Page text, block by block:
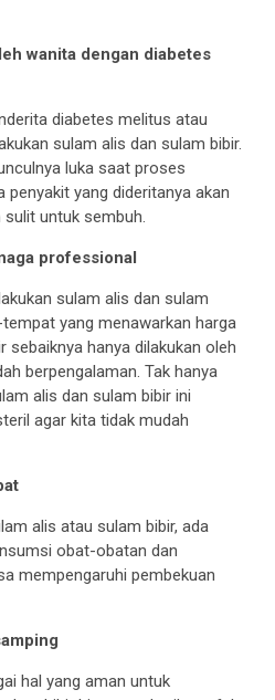
wanita dengan diabetes
diabetes melitus atau
sulam alis dan sulam bibir.
luka saat proses
penyakit yang dideritanya akan
untuk sembuh.
professional
sulam alis dan sulam
yang menawarkan harga
sebaiknya hanya dilakukan oleh
berpengalaman. Tak hanya
alis dan sulam bibir ini
agar kita tidak mudah
alis atau sulam bibir, ada
obat-obatan dan
mempengaruhi pembekuan
hal yang aman untuk